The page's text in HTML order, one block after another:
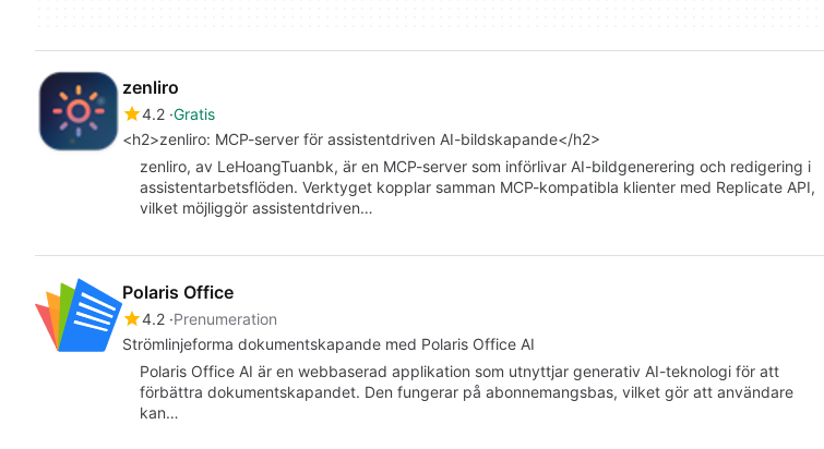
zenliro
4.2 Gratis
<h2>zenliro: MCP-server för assistentdriven AI-bildskapande</h2>
zenliro, av LeHoangTuanbk, är en MCP-server som införlivar AI-bildgenerering och redigering i
assistentarbetsflöden. Verktyget kopplar samman MCP-kompatibla klienter med Replicate API,
vilket möjliggör assistentdriven…
Polaris Office
4.2 Prenumeration
Strömlinjeforma dokumentskapande med Polaris Office AI
Polaris Office AI är en webbaserad applikation som utnyttjar generativ AI-teknologi för att
förbättra dokumentskapandet. Den fungerar på abonnemangsbas, vilket gör att användare
kan…